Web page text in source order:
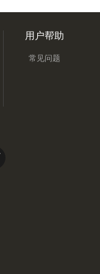
用户帮助
常见问题